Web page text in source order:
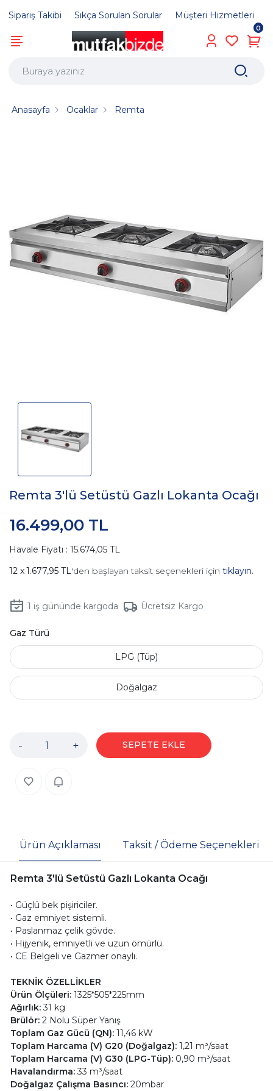
Sipariş Takibi Sıkça Sorulan Sorular Müşteri Hizmetleri
0
Anasayfa Ocaklar Remta
Remta 3'lü Setüstü Gazlı Lokanta Ocağı
16.499,00 TL
Havale Fiyatı : 15.674,05 TL
1.677,95 TL'den başlayan taksit seçenekleri için tıklayın.
1 iş gününde kargoda Ücretsiz Kargo
Gaz Türü
LPG (Tüp)
Doğalgaz
- + SEPETE EKLE
Ürün Açıklaması Taksit / Ödeme Seçenekleri
Remta 3'lü Setüstü Gazlı Lokanta Ocağı
• Güçlü bek pişiriciler.
• Gaz emniyet sistemli.
• Paslanmaz çelik gövde.
• Hijyenik, emniyetli ve uzun ömürlü.
• CE Belgeli ve Gazmer onaylı.
TEKNİK ÖZELLİKLER
Ürün Ölçüleri:1325*505*225mm
Ağırlık:31 kg
Brülör:2 Nolu Süper Yanış
Toplam Gaz Gücü (QN):11,46 kW
Toplam Harcama (V) G20 (Doğalgaz):1,21 m³/saat
Toplam Harcama (V) G30 (LPG-Tüp):0,90 m³/saat
Havalandırma:33 m³/saat
Doğalgaz Çalışma Basıncı:20mbar